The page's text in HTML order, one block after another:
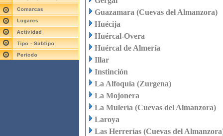
Guazamara (Cuevas del Almanzora)
Huécija
Huércal-Overa
Huércal de Almería
Illar
Instinción
La Alfoquía (Zurgena)
La Mojonera
La Mulería (Cuevas del Almanzora)
Laroya
Las Herrerías (Cuevas del